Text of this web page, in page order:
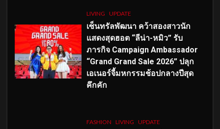
LIVING UPDATE
เซ็นทรัลพัฒนา คว้าสองสาวนัก
แสดงสุดฮอต “ลีน่า-หมิว” รับ
ภารกิจ Campaign Ambassador
“Grand Grand Sale 2026” ปลุก
เอเนอร์จี้มหกรรมช้อปกลางปีสุด
คึกคัก
FASHION LIVING UPDATE